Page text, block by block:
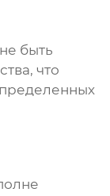
быть
что